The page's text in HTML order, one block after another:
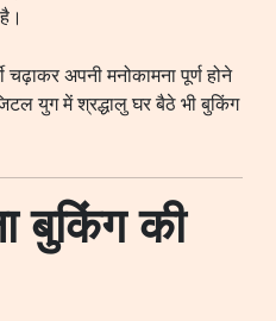
अपनी मनोकामना पूर्ण होने
युग में श्रद्धालु घर बैठे भी बुकिंग
बुकिंग की